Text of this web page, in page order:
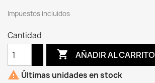
Impuestos incluidos
Cantidad
 AÑADIR AL CARRITO
 Últimas unidades en stock